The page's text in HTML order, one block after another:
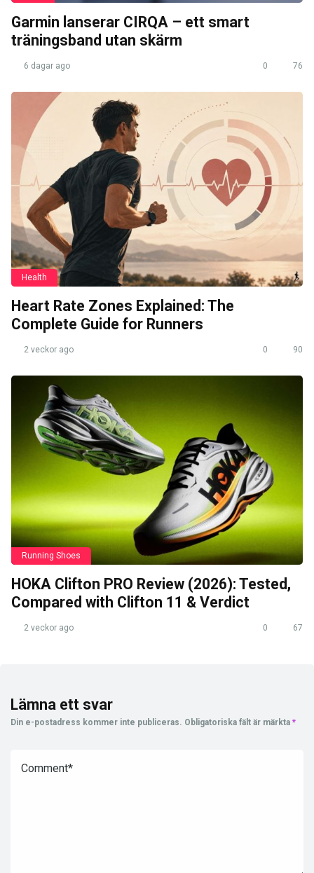
Garmin lanserar CIRQA – ett smart
träningsband utan skärm
6 dagar ago 0 76
Health
Heart Rate Zones Explained: The
Complete Guide for Runners
2 veckor ago 0 90
Running Shoes
HOKA Clifton PRO Review (2026): Tested,
Compared with Clifton 11 & Verdict
2 veckor ago 0 67
Lämna ett svar
Din e-postadress kommer inte publiceras. Obligatoriska fält är märkta *